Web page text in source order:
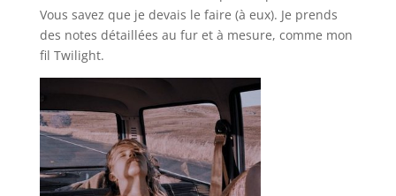
Vous savez que je devais le faire (à eux). Je prends
des notes détaillées au fur et à mesure, comme mon
fil Twilight.